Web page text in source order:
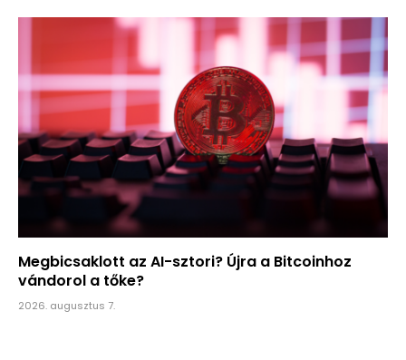
Megbicsaklott az AI-sztori? Újra a Bitcoinhoz
vándorol a tőke?
2026. augusztus 7.